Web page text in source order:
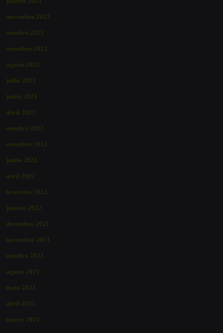
novembro 2023
outubro 2023
setembro 2023
agosto 2023
julho 2023
junho 2023
abril 2023
outubro 2022
setembro 2022
junho 2022
abril 2022
fevereiro 2022
janeiro 2022
dezembro 2021
novembro 2021
outubro 2021
agosto 2021
maio 2021
abril 2021
março 2021